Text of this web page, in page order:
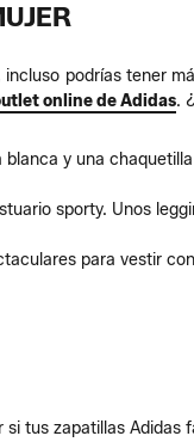
podrías tener
online de Adidas.
y una
sporty. Unos
para vestir
tus zapatillas Adidas